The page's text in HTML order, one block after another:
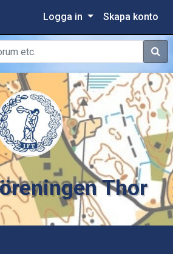
Logga in Skapa konto
Sök
Thor